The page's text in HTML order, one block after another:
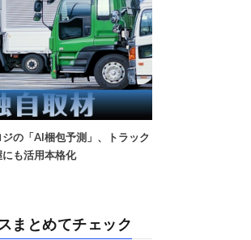
ジの「AI梱包予測」、トラック
も活用本格化
スまとめてチェック